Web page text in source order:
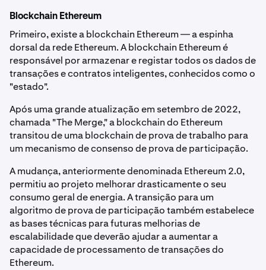
Blockchain Ethereum
Primeiro, existe a blockchain Ethereum — a espinha
dorsal da rede Ethereum. A blockchain Ethereum é
responsável por armazenar e registar todos os dados de
transações e contratos inteligentes, conhecidos como o
"estado".
Após uma grande atualização em setembro de 2022,
chamada "The Merge," a blockchain do Ethereum
transitou de uma blockchain de prova de trabalho para
um mecanismo de consenso de prova de participação.
A mudança, anteriormente denominada Ethereum 2.0,
permitiu ao projeto melhorar drasticamente o seu
consumo geral de energia. A transição para um
algoritmo de prova de participação também estabelece
as bases técnicas para futuras melhorias de
escalabilidade que deverão ajudar a aumentar a
capacidade de processamento de transações do
Ethereum.